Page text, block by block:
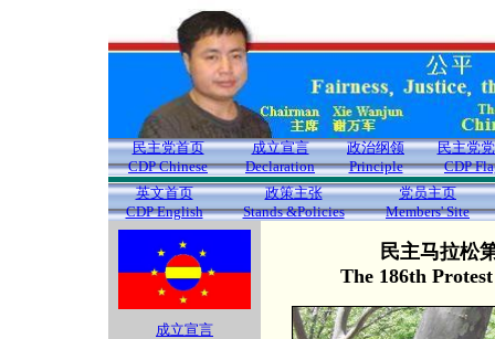
民主党首页
CDP Chinese
成立宣言
Declaration
政治纲领
Principle
民主党
CDP
英文首页
CDP English
政策主张
Stands &Policies
党员主页
Members' Site
成立宣言
民主马拉松
The 186th